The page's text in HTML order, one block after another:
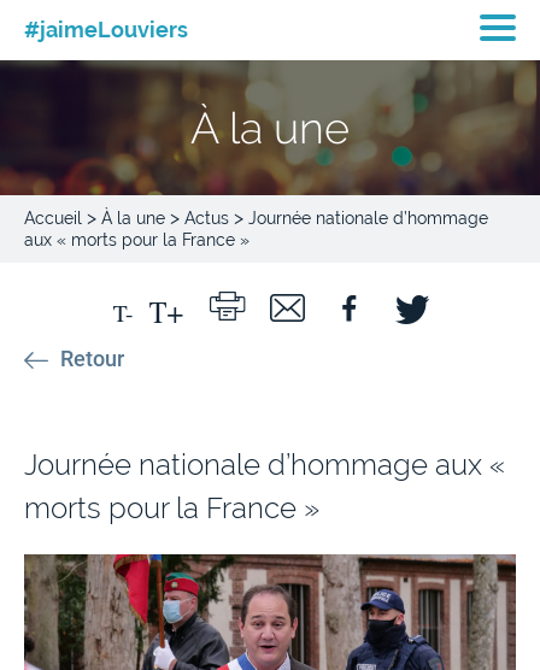
#jaimeLouviers
À la une
Accueil > À la une > Actus > Journée nationale d’hommage
aux « morts pour la France »
Retour
Journée nationale d’hommage aux «
morts pour la France »